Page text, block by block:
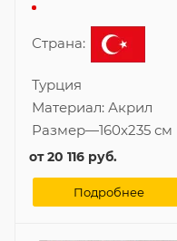
Страна:
Турция
Материал: Акрил
Размер—160x235 см
от20 116 руб.
Подробнее